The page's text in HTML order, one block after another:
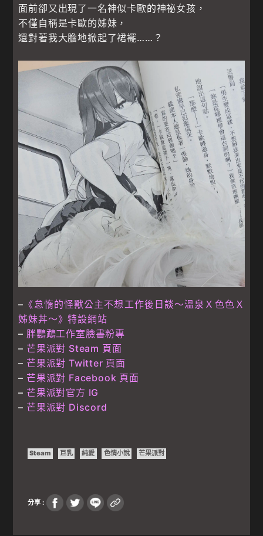
面前卻又出現了一名神似卡歐的神祕女孩，
不僅自稱是卡歐的姊妹，
還對著我大膽地掀起了裙襬……？
– 《怠惰的怪獸公主不想工作後日談～溫泉Ｘ色色Ｘ
姊妹丼～》特設網站
– 胖鸚鵡工作室臉書粉專
– 芒果派對 Steam 頁面
– 芒果派對 Twitter 頁面
– 芒果派對 Facebook 頁面
– 芒果派對官方 IG
– 芒果派對 Discord
Steam 巨乳 純愛 色情小說 芒果派對
分享 :